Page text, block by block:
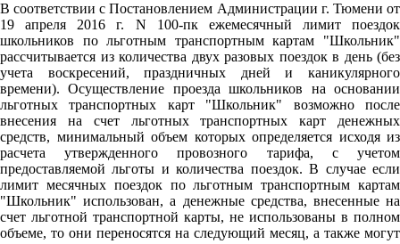
В соответствии с Постановлением Администрации г. Тюмени от
19 апреля 2016 г. N 100-пк ежемесячный лимит поездок
школьников по льготным транспортным картам "Школьник"
рассчитывается из количества двух разовых поездок в день (без
учета воскресений, праздничных дней и каникулярного
времени). Осуществление проезда школьников на основании
льготных транспортных карт "Школьник" возможно после
внесения на счет льготных транспортных карт денежных
средств, минимальный объем которых определяется исходя из
расчета утвержденного провозного тарифа, с учетом
предоставляемой льготы и количества поездок. В случае если
лимит месячных поездок по льготным транспортным картам
"Школьник" использован, а денежные средства, внесенные на
счет льготной транспортной карты, не использованы в полном
объеме, то они переносятся на следующий месяц, а также могут